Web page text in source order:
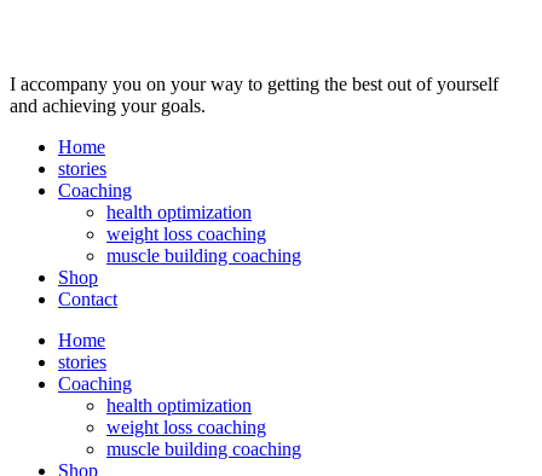
I accompany you on your way to getting the best out of yourself
and achieving your goals.
Home
stories
Coaching
health optimization
weight loss coaching
muscle building coaching
Shop
Contact
Home
stories
Coaching
health optimization
weight loss coaching
muscle building coaching
Shop